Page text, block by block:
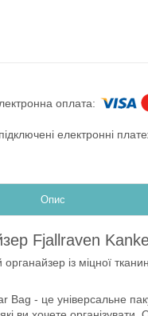
електронні
Опис
Fjallraven
органайзер із міцної
Bag - це універсальне